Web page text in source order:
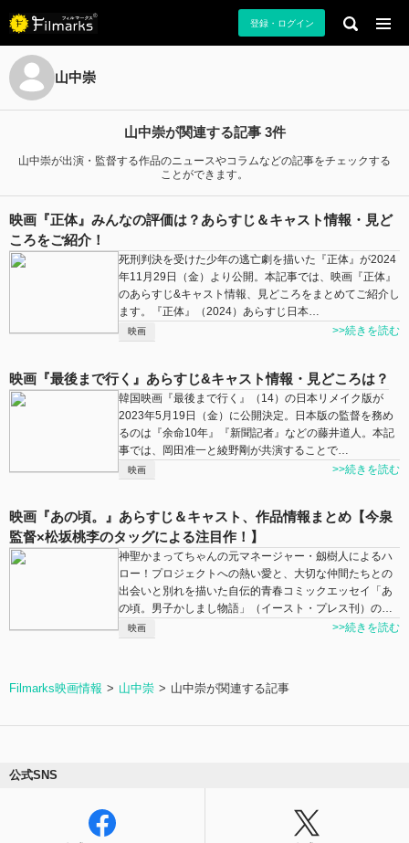
登録・ログイン
山中崇
山中崇が関連する記事 3件
山中崇が出演・監督する作品のニュースやコラムなどの記事をチェックする
ことができます。
映画『正体』みんなの評価は？あらすじ＆キャスト情報・見ど
ころをご紹介！
死刑判決を受けた少年の逃亡劇を描いた『正体』が2024
年11月29日（金）より公開。本記事では、映画『正体』
のあらすじ&キャスト情報、見どころをまとめてご紹介し
ます。『正体』（2024）あらすじ日本…
映画 >>続きを読む
映画『最後まで行く』あらすじ&キャスト情報・見どころは？
韓国映画『最後まで行く』（14）の日本リメイク版が
2023年5月19日（金）に公開決定。日本版の監督を務め
るのは『余命10年』『新聞記者』などの藤井道人。本記
事では、岡田准一と綾野剛が共演することで…
映画 >>続きを読む
映画『あの頃。』あらすじ＆キャスト、作品情報まとめ【今泉
監督×松坂桃李のタッグによる注目作！】
神聖かまってちゃんの元マネージャー・劔樹人によるハ
ロー！プロジェクトへの熱い愛と、大切な仲間たちとの
出会いと別れを描いた自伝的青春コミックエッセイ「あ
の頃。男子かしまし物語」（イースト・プレス刊）の…
映画 >>続きを読む
Filmarks映画情報 山中崇 山中崇が関連する記事
公式SNS